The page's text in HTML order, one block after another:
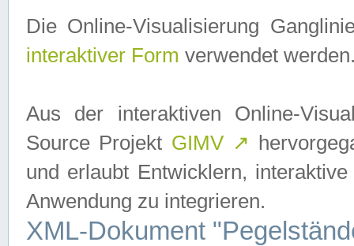
Die Online-Visualisierung
interaktiver Form verwendet
Aus der interaktiven Online-
Source Projekt GIMV ↗
und erlaubt Entwicklern,
Anwendung zu integrieren.
XML-Dokument